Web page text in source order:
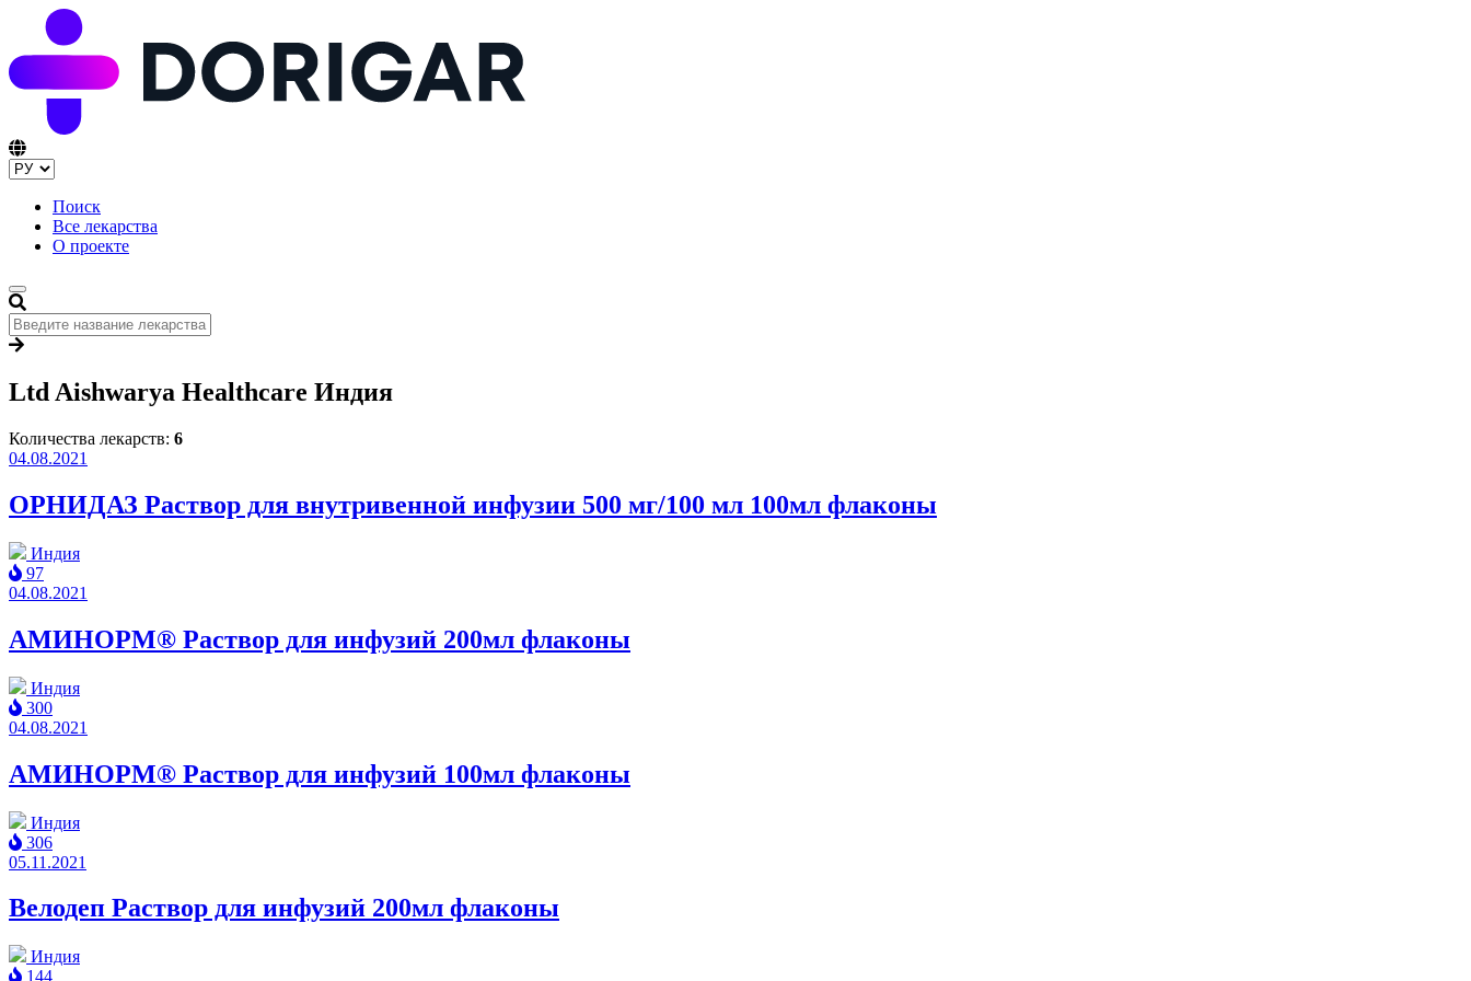
Поиск
Все лекарства
О проекте
Ltd Aishwarya Healthcare Индия
Количества лекарств: 6
04.08.2021
ОРНИДАЗ Раствор для внутривенной инфузии 500 мг/100 мл 100мл флаконы
Индия
97
04.08.2021
АМИНОРМ® Раствор для инфузий 200мл флаконы
Индия
300
04.08.2021
АМИНОРМ® Раствор для инфузий 100мл флаконы
Индия
306
05.11.2021
Велодеп Раствор для инфузий 200мл флаконы
Индия
144